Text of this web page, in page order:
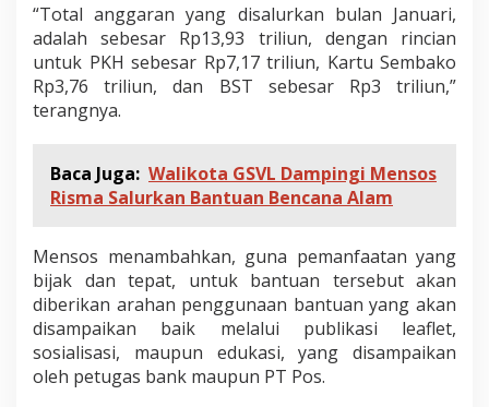
y
a
u
r
a
t
n
T
u
n
a
i
s
“Total anggaran yang disalurkan bulan Januari,
adalah sebesar Rp13,93 triliun, dengan rincian
untuk PKH sebesar Rp7,17 triliun, Kartu Sembako
Rp3,76 triliun, dan BST sebesar Rp3 triliun,”
terangnya.
Baca Juga: Walikota GSVL Dampingi Mensos
Risma Salurkan Bantuan Bencana Alam
Mensos menambahkan, guna pemanfaatan yang
bijak dan tepat, untuk bantuan tersebut akan
diberikan arahan penggunaan bantuan yang akan
disampaikan baik melalui publikasi leaflet,
sosialisasi, maupun edukasi, yang disampaikan
oleh petugas bank maupun PT Pos.